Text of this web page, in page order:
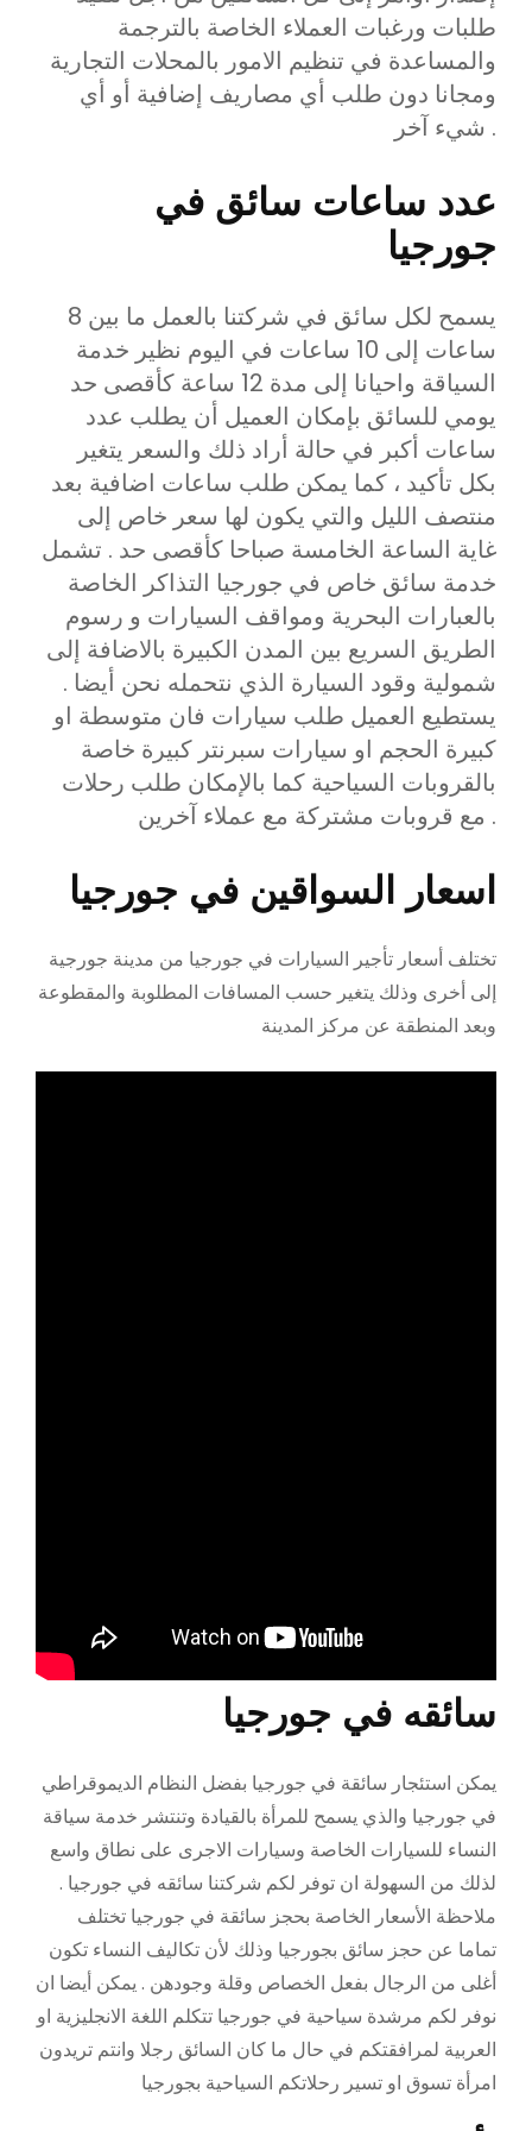
طلبات ورغبات العملاء الخاصة بالترجمة
والمساعدة في تنظيم الامور بالمحلات التجارية
ومجانا دون طلب أي مصاريف إضافية أو أي
شيء آخر .
عدد ساعات سائق في
جورجيا
يسمح لكل سائق في شركتنا بالعمل ما بين 8
ساعات إلى 10 ساعات في اليوم نظير خدمة
السياقة واحيانا إلى مدة 12 ساعة كأقصى حد
يومي للسائق بإمكان العميل أن يطلب عدد
ساعات أكبر في حالة أراد ذلك والسعر يتغير
بكل تأكيد ، كما يمكن طلب ساعات اضافية بعد
منتصف الليل والتي يكون لها سعر خاص إلى
غاية الساعة الخامسة صباحا كأقصى حد . تشمل
خدمة سائق خاص في جورجيا التذاكر الخاصة
بالعبارات البحرية ومواقف السيارات و رسوم
الطريق السريع بين المدن الكبيرة بالاضافة إلى
شمولية وقود السيارة الذي نتحمله نحن أيضا .
يستطيع العميل طلب سيارات فان متوسطة او
كبيرة الحجم او سيارات سبرنتر كبيرة خاصة
بالقروبات السياحية كما بالإمكان طلب رحلات
مع قروبات مشتركة مع عملاء آخرين .
اسعار السواقين في جورجيا
تختلف أسعار تأجير السيارات في جورجيا من مدينة جورجية
إلى أخرى وذلك يتغير حسب المسافات المطلوبة والمقطوعة
وبعد المنطقة عن مركز المدينة
سائقه في جورجيا
يمكن استئجار سائقة في جورجيا بفضل النظام الديموقراطي
في جورجيا والذي يسمح للمرأة بالقيادة وتنتشر خدمة سياقة
النساء للسيارات الخاصة وسيارات الاجرى على نطاق واسع
لذلك من السهولة ان توفر لكم شركتنا سائقه في جورجيا .
ملاحظة الأسعار الخاصة بحجز سائقة في جورجيا تختلف
تماما عن حجز سائق بجورجيا وذلك لأن تكاليف النساء تكون
أغلى من الرجال بفعل الخصاص وقلة وجودهن . يمكن أيضا ان
نوفر لكم مرشدة سياحية في جورجيا تتكلم اللغة الانجليزية او
العربية لمرافقتكم في حال ما كان السائق رجلا وانتم تريدون
امرأة تسوق او تسير رحلاتكم السياحية بجورجيا